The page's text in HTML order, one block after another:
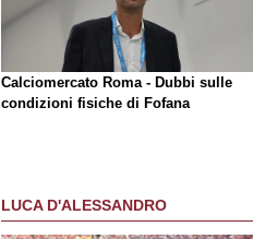
Calciomercato Roma - Dubbi sulle
condizioni fisiche di Fofana
LUCA D'ALESSANDRO